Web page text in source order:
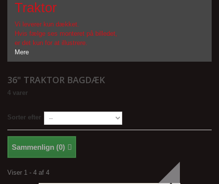
Traktor
Vi leverer kun dækket.
Hvis fælge ses monteret på billedet,
er det kun for at illustrere.
Mere
36" TRAKTOR BAGDÆK
4 varer
Sorter efter
Sammenlign (0)
Viser 1 - 4 af 4